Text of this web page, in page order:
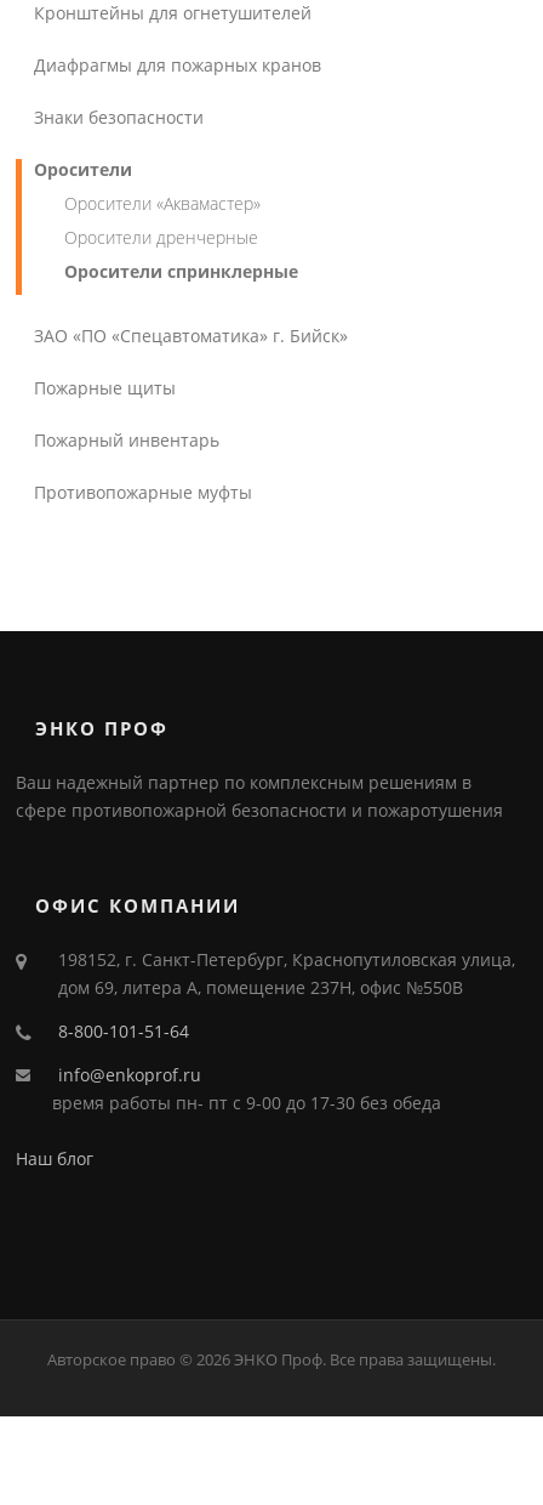
Кронштейны для огнетушителей
Диафрагмы для пожарных кранов
Знаки безопасности
Оросители
Оросители «Аквамастер»
Оросители дренчерные
Оросители спринклерные
ЗАО «ПО «Спецавтоматика» г. Бийск»
Пожарные щиты
Пожарный инвентарь
Противопожарные муфты
ЭНКО ПРОФ
Ваш надежный партнер по комплексным решениям в
сфере противопожарной безопасности и пожаротушения
ОФИС КОМПАНИИ
198152, г. Санкт-Петербург, Краснопутиловская улица,
дом 69, литера А, помещение 237Н, офис №550В
8-800-101-51-64
info@enkoprof.ru
время работы пн- пт с 9-00 до 17-30 без обеда
Наш блог
Авторское право © 2026 ЭНКО Проф. Все права защищены.